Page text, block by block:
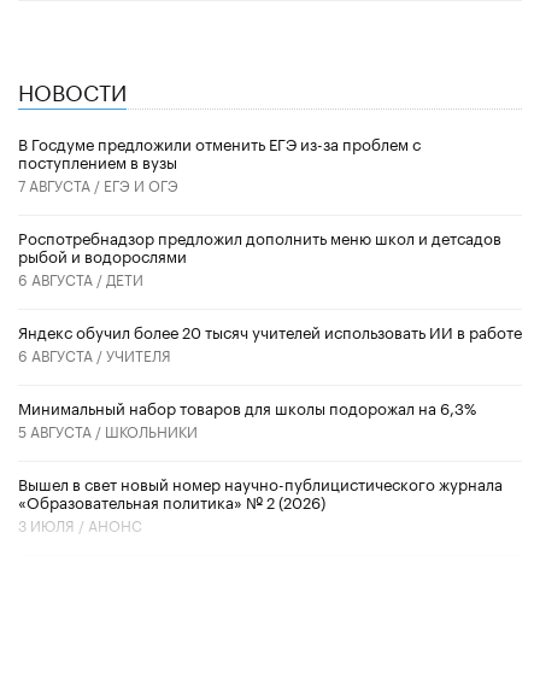
НОВОСТИ
В Госдуме предложили отменить ЕГЭ из-за проблем с
поступлением в вузы
7 АВГУСТА / ЕГЭ И ОГЭ
Роспотребнадзор предложил дополнить меню школ и детсадов
рыбой и водорослями
6 АВГУСТА / ДЕТИ
​Яндекс обучил более 20 тысяч учителей использовать ИИ в работе
6 АВГУСТА /УЧИТЕЛЯ
Минимальный набор товаров для школы подорожал на 6,3%
5 АВГУСТА / ШКОЛЬНИКИ
Вышел в свет новый номер научно-публицистического журнала
«Образовательная политика» № 2 (2026)
3 ИЮЛЯ / АНОНС